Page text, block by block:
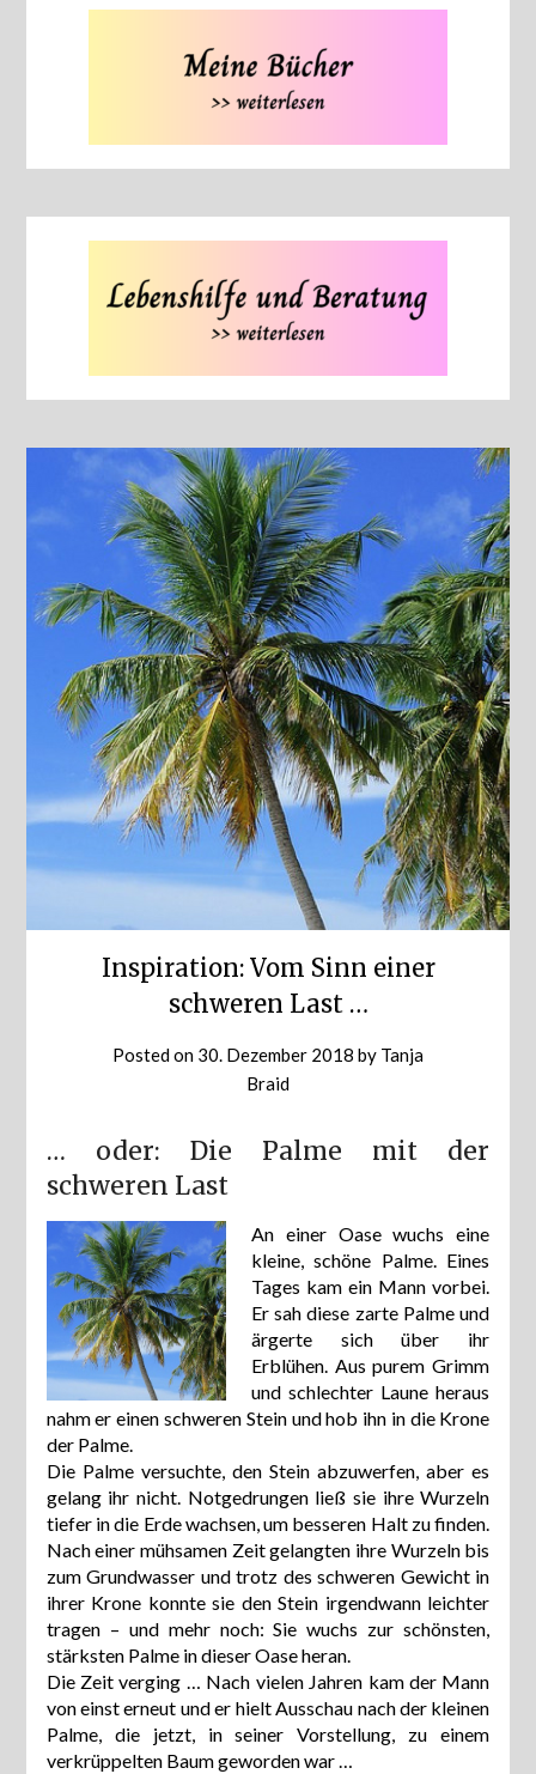
Inspiration: Vom Sinn einer
schweren Last …
Posted on 30. Dezember 2018 by Tanja
Braid
… oder: Die Palme mit der
schweren Last
An einer Oase wuchs eine
kleine, schöne Palme. Eines
Tages kam ein Mann vorbei.
Er sah diese zarte Palme und
ärgerte sich über ihr
Erblühen. Aus purem Grimm
und schlechter Laune heraus
nahm er einen schweren Stein und hob ihn in die Krone
der Palme.
Die Palme versuchte, den Stein abzuwerfen, aber es
gelang ihr nicht. Notgedrungen ließ sie ihre Wurzeln
tiefer in die Erde wachsen, um besseren Halt zu finden.
Nach einer mühsamen Zeit gelangten ihre Wurzeln bis
zum Grundwasser und trotz des schweren Gewicht in
ihrer Krone konnte sie den Stein irgendwann leichter
tragen – und mehr noch: Sie wuchs zur schönsten,
stärksten Palme in dieser Oase heran.
Die Zeit verging … Nach vielen Jahren kam der Mann
von einst erneut und er hielt Ausschau nach der kleinen
Palme, die jetzt, in seiner Vorstellung, zu einem
verkrüppelten Baum geworden war …